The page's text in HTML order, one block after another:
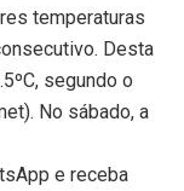
temperaturas
Desta
segundo o
No sábado, a
e receba